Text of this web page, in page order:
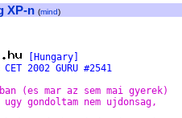
XP-n (mind)
[Hungary]
2002 GURU #2541
(es mar az sem mai gyerek)
gondoltam nem ujdonsag,